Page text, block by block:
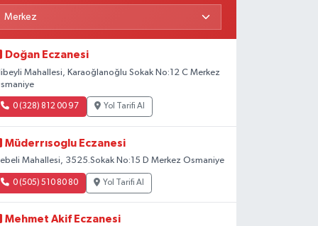
Doğan Eczanesi
Mahallesi, Karaoğlanoğlu Sokak No:12 C Merkez
0 (328) 812 00 97 Yol Tarifi Al
Müderrısoglu Eczanesi
Mahallesi, 3525.Sokak No:15 D Merkez Osmaniye
0 (505) 510 80 80 Yol Tarifi Al
Mehmet Akif Eczanesi